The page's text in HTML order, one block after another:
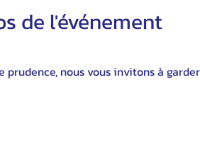
de l'événement
prudence, nous vous invitons à